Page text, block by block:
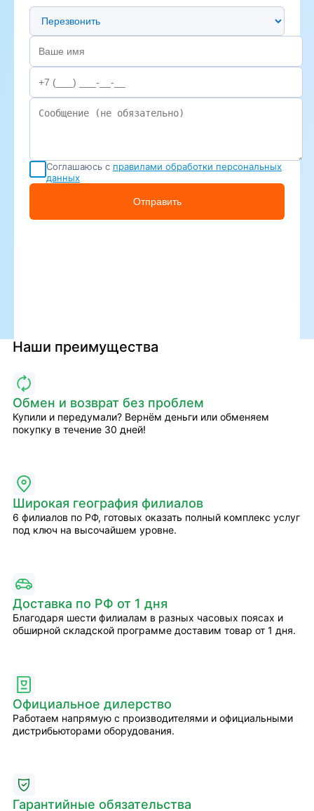
Предпочтительный способ связи
Соглашаюсь с правилами обработки персональных
данных
Отправить
Наши преимущества
Обмен и возврат без проблем
Купили и передумали? Вернём деньги или обменяем
покупку в течение 30 дней!
Широкая география филиалов
6 филиалов по РФ, готовых оказать полный комплекс услуг
под ключ на высочайшем уровне.
Доставка по РФ от 1 дня
Благодаря шести филиалам в разных часовых поясах и
обширной складской программе доставим товар от 1 дня.
Официальное дилерство
Работаем напрямую с производителями и официальными
дистрибьюторами оборудования.
Гарантийные обязательства